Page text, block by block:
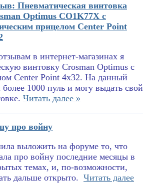
Пневматическая винтовка
Optimus CO1K77X с
прицелом Center Point
в интернет-магазинах я
винтовку Crosman Optimus с
Center Point 4x32. На данный
более 1000 пуль и могу выдать свой
Читать далее »
про войну
выложить на форуме то, что
про войну последние месяцы в
темах, и, по-возможности,
дальше открыто. Читать далее